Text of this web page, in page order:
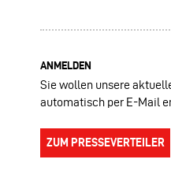
ANMELDEN
Sie wollen unsere
automatisch per E-Mail
ZUM PRESSEVERTEILER